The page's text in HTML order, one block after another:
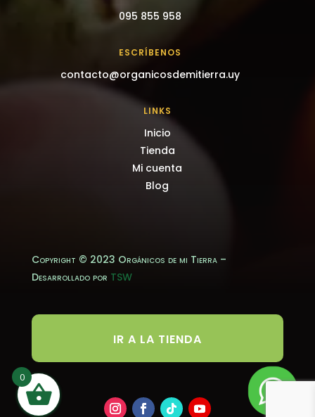
095 855 958
ESCRÍBENOS
contacto@organicosdemitierra.uy
LINKS
Inicio
Tienda
Mi cuenta
Blog
Copyright © 2023 Orgánicos de mi Tierra –
Desarrollado por TSW
IR A LA TIENDA
0